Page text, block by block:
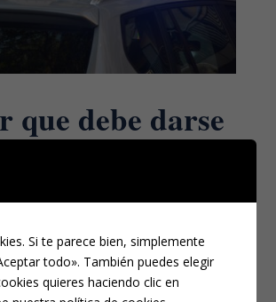
que debe darse
policial y
que
se
Especial
Si te parece bien, simplemente
todo». También puedes elegir
quieres haciendo clic en